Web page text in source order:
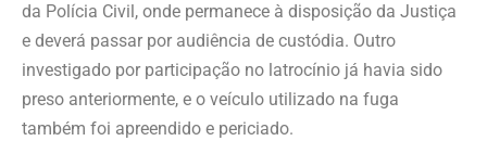
da Polícia Civil, onde permanece à disposição da Justiça
e deverá passar por audiência de custódia. Outro
investigado por participação no latrocínio já havia sido
preso anteriormente, e o veículo utilizado na fuga
também foi apreendido e periciado.